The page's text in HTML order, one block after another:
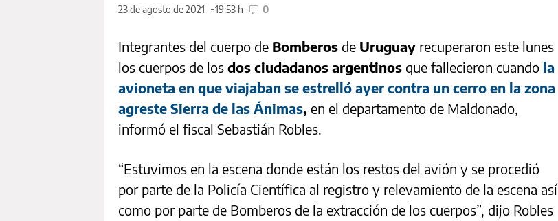
23 de agosto de 2021
19:53 h 0
Integrantes del cuerpo de Bomberos de Uruguay recuperaron este lunes
los cuerpos de los dos ciudadanos argentinos que fallecieron cuando la
avioneta en que viajaban se estrelló ayer contra un cerro en la zona
agreste Sierra de las Ánimas, en el departamento de Maldonado,
informó el fiscal Sebastián Robles.
“Estuvimos en la escena donde están los restos del avión y se procedió
por parte de la Policía Científica al registro y relevamiento de la escena así
como por parte de Bomberos de la extracción de los cuerpos”, dijo Robles